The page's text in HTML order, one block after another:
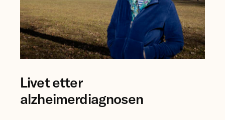
Anna
Elisabeth
Livet etter
alzheimerdiagnosen